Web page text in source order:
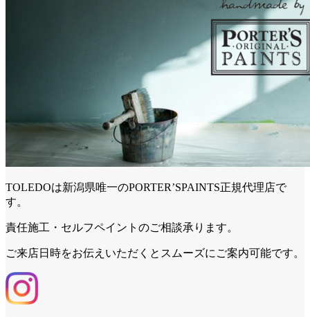
TOLEDOは新潟県唯一のPORTER’SPAINTS正規代理店で
す。
責任施工・セルフペイントのご相談承ります。
ご来店日時をお伝えいただくとスムーズにご案内可能です。